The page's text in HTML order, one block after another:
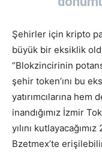
Şehirler için kripto
büyük bir eksiklik
“Blokzincirinin
şehir token’ını bu
yatırımcılarına hem
inandığımız İzmir
yılını
Bzetmex’te